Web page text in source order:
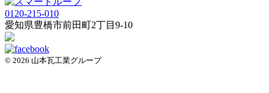
0120-215-010
愛知県豊橋市前田町2丁目9-10
© 2026 山本瓦工業グループ